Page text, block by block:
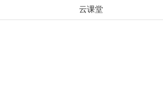
云课堂